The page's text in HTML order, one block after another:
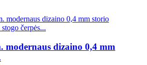
modernaus dizaino 0,4 mm